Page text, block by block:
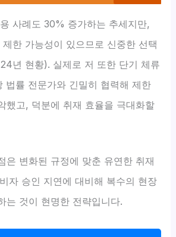
사례도 30% 증가하는 추세지만,
한 가능성이 있으므로 신중한 선택
년 현황). 실제로 저 또한 단기 체류
법률 전문가와 긴밀히 협력해 제한
했고, 덕분에 취재 효율을 극대화할
은 변화된 규정에 맞춘 유연한 취재
자 승인 지연에 대비해 복수의 현장
는 것이 현명한 전략입니다.